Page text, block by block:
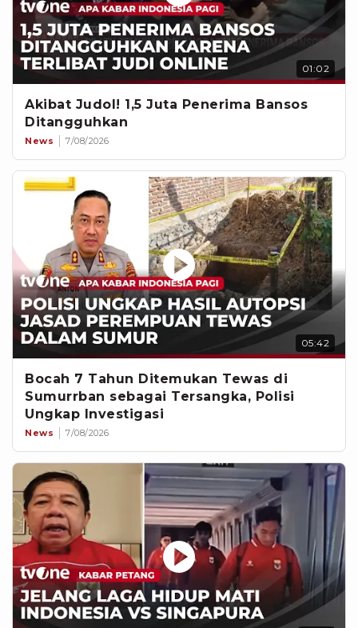
01:02
Akibat Judol! 1,5 Juta Penerima Bansos
Ditangguhkan
News 7/08/2026
05:42
Bocah 7 Tahun Ditemukan Tewas di
Sumurrban sebagai Tersangka, Polisi
Ungkap Investigasi
News 7/08/2026